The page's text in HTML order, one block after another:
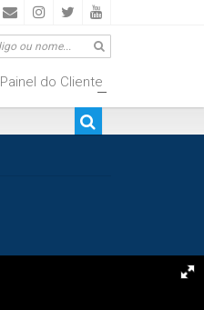
+
Painel do Cliente